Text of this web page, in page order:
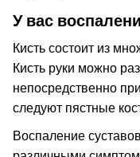
У вас
Кисть состоит из
Кисть руки можно
непосредственно
следуют пястные
Воспаление